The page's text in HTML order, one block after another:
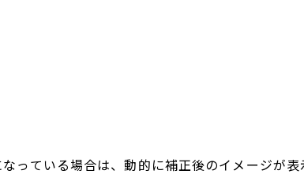
ている場合は、動的に補正後のイメージが表